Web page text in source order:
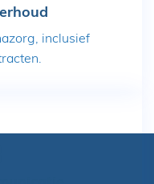
inclusief